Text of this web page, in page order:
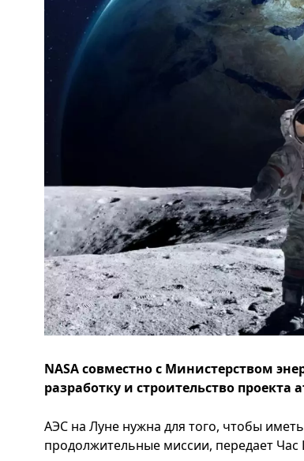
NASA совместно с Министерством
разработку и строительство
АЭС на Луне нужна для того, чтобы
продолжительные миссии, передает